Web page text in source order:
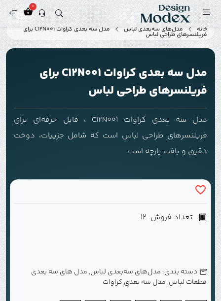
0
خانه مدل‌های سه‌بعدی لباس مدل سه بعدی کراوات C12N001 برای
فریلنسرهای طراحی لباس
مدل سه بعدی کراوات C12N001 برای
فریلنسرهای طراحی لباس
مدل سه بعدی کراوات C12N001 ، فایل حرفه‌ای برای
فریلنسرهای طراحی لباس است که شامل جزییات، دوخت
دقیق و بافت پارچه است.
تعداد فروش: 12
دسته بندی: مدل‌های سه‌بعدی لباس, مدل های سه بعدی
قطعات لباس, مدل سه بعدی کراوات